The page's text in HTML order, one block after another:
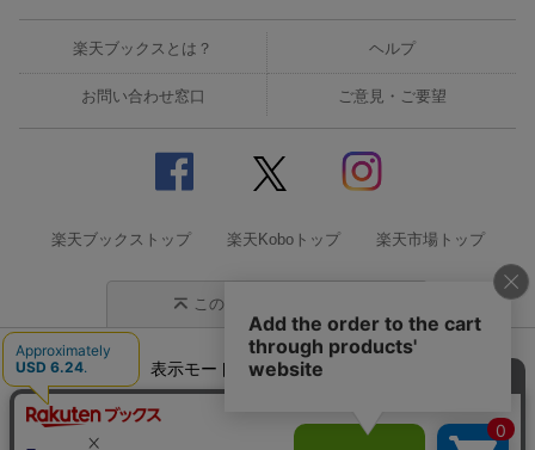
楽天ブックスとは？ ヘルプ
お問い合わせ窓口 ご意見・ご要望
楽天ブックストップ 楽天Koboトップ 楽天市場トップ
このページの先頭に戻る
表示モード モバイル
企業情報 個人情報保護方針